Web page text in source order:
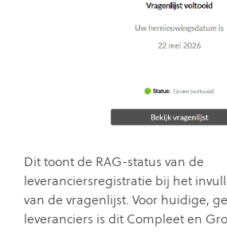
Dit toont de RAG-status van de
leveranciersregistratie bij het
van de vragenlijst. Voor huidige,
leveranciers is dit Compleet en